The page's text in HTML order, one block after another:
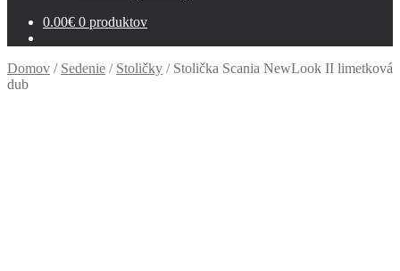
0.00€ 0 produktov
Domov / Sedenie / Stoličky / Stolička Scania NewLook II limetková
dub